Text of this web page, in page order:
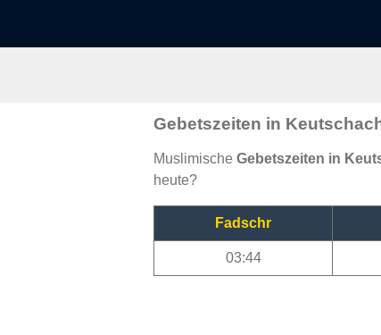
Gebetszeiten in
Muslimische Gebetszeiten in
heute?
Fadschr
03:44